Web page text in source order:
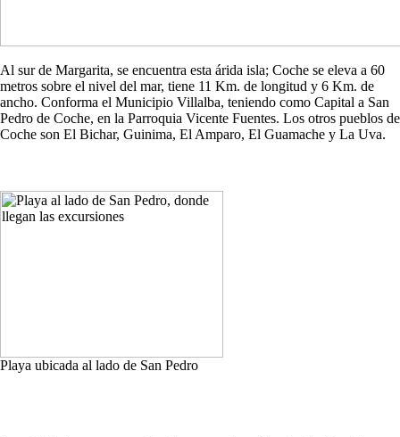
Al sur de Margarita, se encuentra esta árida isla; Coche se eleva a 60
metros sobre el nivel del mar, tiene 11 Km. de longitud y 6 Km. de
ancho. Conforma el Municipio Villalba, teniendo como Capital a San
Pedro de Coche, en la Parroquia Vicente Fuentes. Los otros pueblos de
Coche son El Bichar, Guinima, El Amparo, El Guamache y La Uva.
Playa ubicada al lado de San Pedro